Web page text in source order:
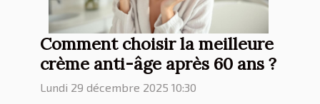
Comment choisir la meilleure
crème anti-âge après 60 ans ?
Lundi 29 décembre 2025 10:30